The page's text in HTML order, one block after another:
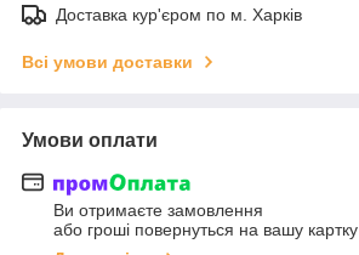
Доставка кур'єром по м. Харків
Всі умови доставки
Умови оплати
Ви отримаєте замовлення
або гроші повернуться на вашу картку